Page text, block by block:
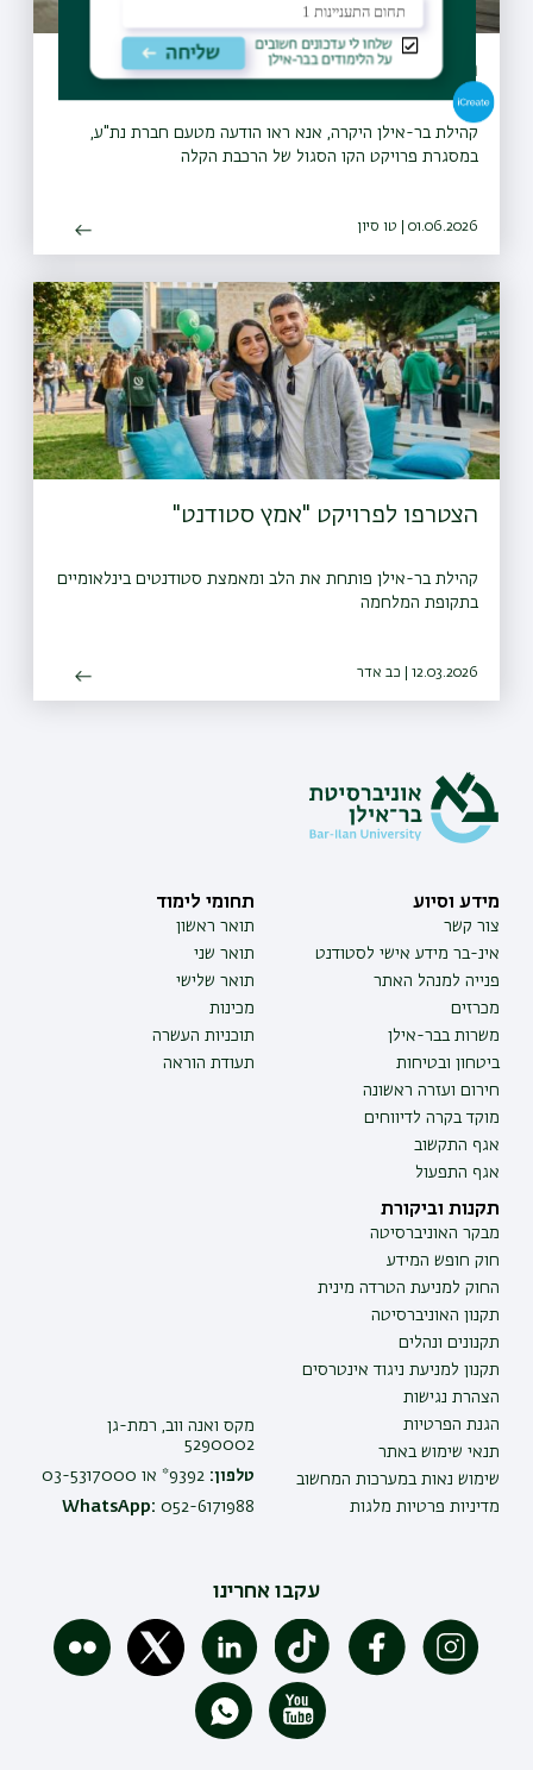
הסדר תנועה חדש בצומת שער דהאן (10)
קהילת בר-אילן היקרה, אנא ראו הודעה מטעם חברת נת"ע,
במסגרת פרויקט הקו הסגול של הרכבת הקלה
01.06.2026 | טו סיון
הצטרפו לפרויקט "אמץ סטודנט"
קהילת בר-אילן פותחת את הלב ומאמצת סטודנטים בינלאומיים
בתקופת המלחמה
12.03.2026 | כב אדר
מידע וסיוע
צור קשר
אינ-בר מידע אישי לסטודנט
פנייה למנהל האתר
מכרזים
משרות בבר-אילן
ביטחון ובטיחות
חירום ועזרה ראשונה
מוקד בקרה לדיווחים
אגף התקשוב
אגף התפעול
תחומי לימוד
תואר ראשון
תואר שני
תואר שלישי
מכינות
תוכניות העשרה
תעודת הוראה
תקנות וביקורת
מבקר האוניברסיטה
חוק חופש המידע
החוק למניעת הטרדה מינית
תקנון האוניברסיטה
תקנונים ונהלים
תקנון למניעת ניגוד אינטרסים
הצהרת נגישות
הגנת הפרטיות
תנאי שימוש באתר
שימוש נאות במערכות המחשוב
מדיניות פרטיות מלגות
מקס ואנה ווב, רמת-גן
5290002
טלפון:
WhatsApp: 052-6171988
עקבו אחרינו